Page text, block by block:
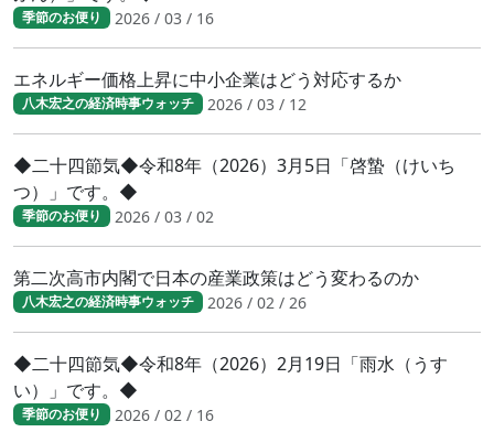
季節のお便り 2026 / 03 / 16
エネルギー価格上昇に中小企業はどう対応するか
八木宏之の経済時事ウォッチ 2026 / 03 / 12
◆二十四節気◆令和8年（2026）3月5日「啓蟄（けいち
つ）」です。◆
季節のお便り 2026 / 03 / 02
第二次高市内閣で日本の産業政策はどう変わるのか
八木宏之の経済時事ウォッチ 2026 / 02 / 26
◆二十四節気◆令和8年（2026）2月19日「雨水（うす
い）」です。◆
季節のお便り 2026 / 02 / 16